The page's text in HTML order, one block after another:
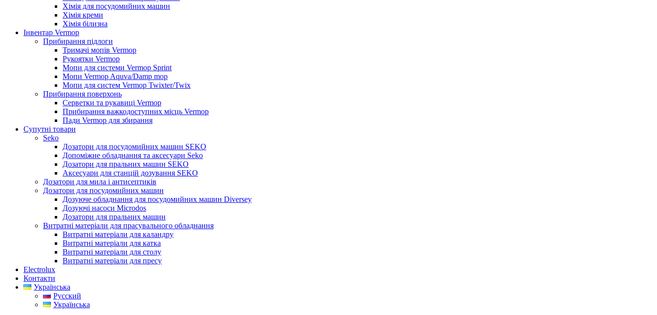
Хімія для посудомийних машин
Хімія креми
Хімія білизна
Інвентар Vermop
Прибирання підлоги
Тримачі мопів Vermop
Рукоятки Vermop
Мопи для системи Vermop Sprint
Мопи Vermop Aquva/Damp mop
Мопи для систем Vermop Twixter/Twix
Прибирання поверхонь
Серветки та рукавиці Vermop
Прибирання важкодоступних місць Vermop
Пади Vermop для збирання
Супутні товари
Seko
Дозатори для посудомийних машин SEKO
Допоміжне обладнання та аксесуари Seko
Дозатори для пральних машин SEKO
Аксесуари для станцій дозування SEKO
Дозатори для мила і антисептиків
Дозатори для посудомийних машин
Дозуюче обладнання для посудомийних машин Diversey
Дозуючі насоси Microdos
Дозатори для пральних машин
Витратні матеріали для прасувального обладнання
Витратні матеріали для каландру
Витратні матеріали для катка
Витратні матеріали для столу
Витратні матеріали для пресу
Electrolux
Контакти
Українська
Русский
Українська